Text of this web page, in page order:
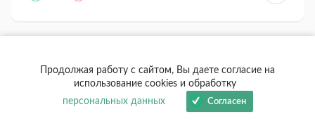
Юлия кириллович 23 ЧИТАТЕЛЬ
Здравствуйте, идти туда где страшно, только там есть
Продолжая работу с сайтом, Вы даете согласие на
использование cookies и обработку
персональных данных
Согласен